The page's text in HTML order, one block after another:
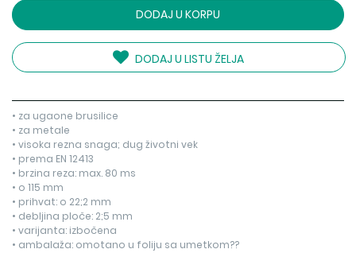
DODAJ U KORPU
DODAJ U LISTU ŽELJA
• za ugaone brusilice
• za metale
• visoka rezna snaga; dug životni vek
• prema EN 12413
• brzina reza: max. 80 ms
• o 115 mm
• prihvat: o 22;2 mm
• debljina ploče: 2;5 mm
• varijanta: izbočena
• ambalaža: omotano u foliju sa umetkom??